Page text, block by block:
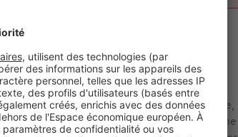
?
ont un impact sur notre moral. A cette
se couche de plus en plus tôt,mettre des
, proches de celles de la nature automnale,
dans l’ambiance. Avant que l’automne